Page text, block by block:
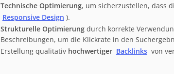
Technische Optimierung, um sicherzustellen, dass
Responsive Design ).
Strukturelle Optimierungdurch korrekte
Beschreibungen, um die Klickrate in den
Erstellung qualitativ hochwertiger Backlinks von